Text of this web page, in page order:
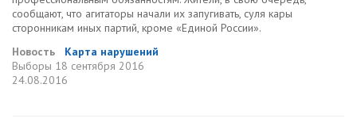
сообщают, что агитаторы начали их запугивать, суля кары
сторонникам иных партий, кроме «Единой России».
Новость
Карта нарушений
Выборы 18 сентября 2016
24.08.2016